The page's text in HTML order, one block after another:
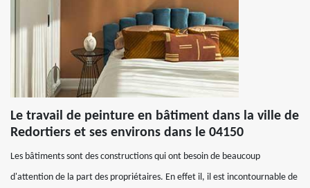
Le travail de peinture en bâtiment dans la ville de
Redortiers et ses environs dans le 04150
Les bâtiments sont des constructions qui ont besoin de beaucoup
d'attention de la part des propriétaires. En effet il, il est incontournable de